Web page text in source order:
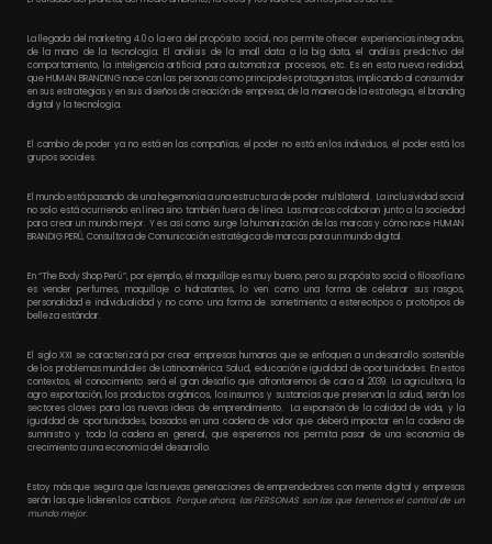
La llegada del marketing 4.0 o la era del propósito social, nos permite ofrecer experiencias integradas,
de la mano de la tecnología. El análisis de la small data a la big data, el análisis predictivo del
comportamiento, la inteligencia artificial para automatizar procesos, etc. Es en esta nueva realidad,
que HUMAN BRANDING nace con las personas como principales protagonistas, implicando al consumidor
en sus estrategias y en sus diseños de creación de empresa; de la manera de la estrategia, el branding
digital y la tecnología.
El cambio de poder ya no está en las compañías, el poder no está en los individuos, el poder está los
grupos sociales.
El mundo está pasando de una hegemonía a una estructura de poder multilateral. La inclusividad social
no solo está ocurriendo en línea sino también fuera de línea. Las marcas colaboran junto a la sociedad
para crear un mundo mejor. Y es así como surge la humanización de las marcas y cómo nace HUMAN
BRANDIG PERÚ, Consultora de Comunicación estratégica de marcas para un mundo digital.
En “The Body Shop Perú”, por ejemplo, el maquillaje es muy bueno, pero su propósito social o filosofía no
es vender perfumes, maquillaje o hidratantes, lo ven como una forma de celebrar sus rasgos,
personalidad e individualidad y no como una forma de sometimiento a estereotipos o prototipos de
belleza estándar.
El siglo XXI se caracterizará por crear empresas humanas que se enfoquen a un desarrollo sostenible
de los problemas mundiales de Latinoamérica: Salud, educación e igualdad de oportunidades. En estos
contextos, el conocimiento será el gran desafío que afrontaremos de cara al 2039. La agricultora, la
agro exportación, los productos orgánicos, los insumos y sustancias que preservan la salud, serán los
sectores claves para las nuevas ideas de emprendimiento. La expansión de la calidad de vida, y la
igualdad de oportunidades, basados en una cadena de valor que deberá impactar en la cadena de
suministro y toda la cadena en general, que esperemos nos permita pasar de una economía de
crecimiento a una economía del desarrollo.
Estoy más que segura que las nuevas generaciones de emprendedores con mente digital y empresas
serán las que lideren los cambios. Porque ahora, las PERSONAS son las que tenemos el control de un
mundo mejor.